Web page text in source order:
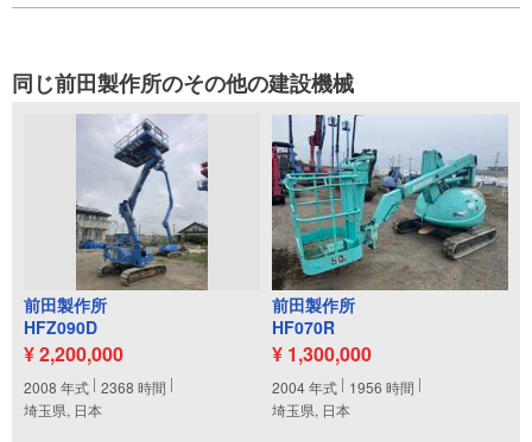
同じ前田製作所のその他の建設機械
前田製作所
HFZ090D
¥ 2,200,000
2008 年式 2368 時間
埼玉県, 日本
前田製作所
HF070R
¥ 1,300,000
2004年式 1956 時間
埼玉県, 日本